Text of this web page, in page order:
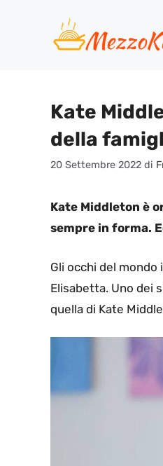
contenuto
Kate
della
20 Settembre 2022 di
Kate Middleton è
sempre in forma.
Gli occhi del
Elisabetta. Uno dei
quella di Kate